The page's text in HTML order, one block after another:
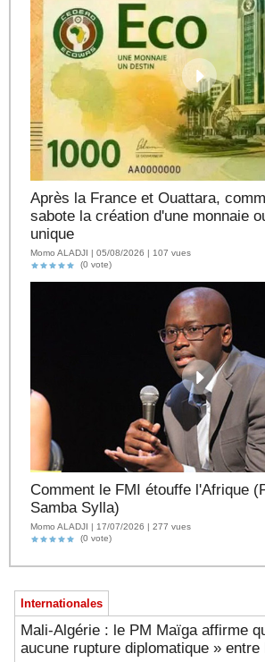
Après la France et Ouattara,
sabote la création d'une monnaie
unique
Momo ALADJI | 05/08/2026 | 107 vues
(0 vote)
Comment le FMI étouffe l'Afrique
Samba Sylla)
Momo ALADJI | 17/07/2026 | 277 vues
(0 vote)
Internationales
Mali-Algérie : le PM Maïga affirme
aucune rupture diplomatique » entre